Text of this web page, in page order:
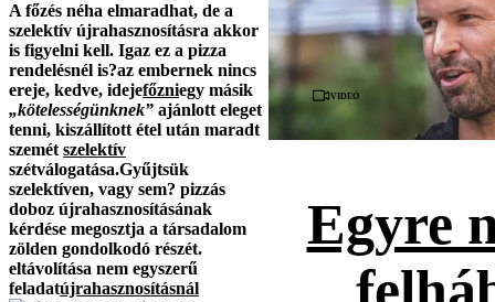
A főzés néha elmaradhat, de a
szelektív újrahasznosításra akkor
is figyelni kell. Igaz ez a pizza
rendelésnél is?az embernek nincs
ereje, kedve, idejefőzniegy másik
„kötelességünknek” ajánlott eleget
tenni, kiszállított étel után maradt
szemét szelektív
szétválogatása.Gyűjtsük
szelektíven, vagy sem? pizzás
doboz újrahasznosításának
kérdése megosztja a társadalom
zölden gondolkodó részét.
eltávolítása nem egyszerű
feladatújrahasznosításnál
Videó
Egyre